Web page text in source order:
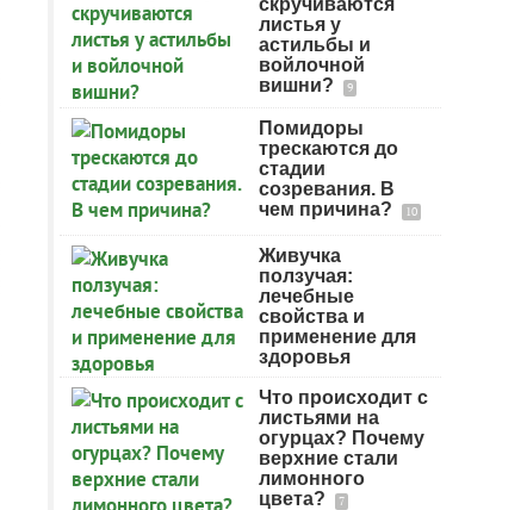
скручиваются
листья у
астильбы и
войлочной
вишни?
9
Помидоры
трескаются до
стадии
созревания. В
чем причина?
10
Живучка
ползучая:
лечебные
свойства и
применение для
здоровья
Что происходит с
листьями на
огурцах? Почему
верхние стали
лимонного
цвета?
7